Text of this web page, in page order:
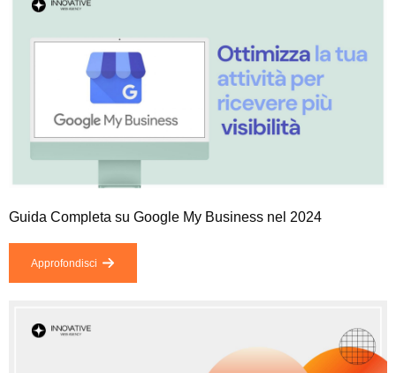
Guida Completa su Google My Business nel 2024
Approfondisci